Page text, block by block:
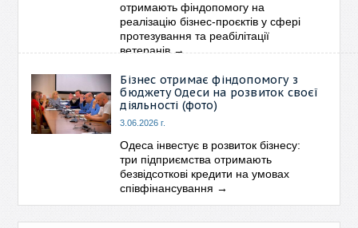
отримають фіндопомогу на
реалізацію бізнес-проєктів у сфері
протезування та реабілітації
ветеранів→
Бізнес отримає фіндопомогу з
бюджету Одеси на розвиток своєї
діяльності (фото)
3.06.2026 г.
Одеса інвестує в розвиток бізнесу:
три підприємства отримають
безвідсоткові кредити на умовах
співфінансування →